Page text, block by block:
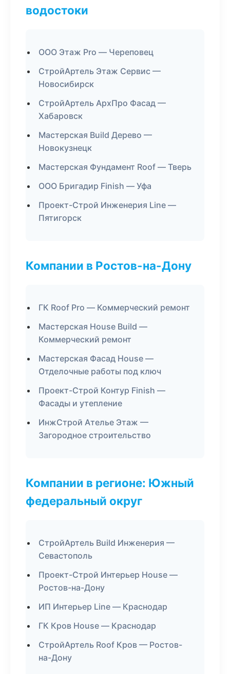
водостоки
ООО Этаж Pro — Череповец
СтройАртель Этаж Сервис —
Новосибирск
СтройАртель АрхПро Фасад —
Хабаровск
Мастерская Build Дерево —
Новокузнецк
Мастерская Фундамент Roof — Тверь
ООО Бригадир Finish — Уфа
Проект-Строй Инженерия Line —
Пятигорск
Компании в Ростов-на-Дону
ГК Roof Pro — Коммерческий ремонт
Мастерская House Build —
Коммерческий ремонт
Мастерская Фасад House —
Отделочные работы под ключ
Проект-Строй Контур Finish —
Фасады и утепление
ИнжСтрой Ателье Этаж —
Загородное строительство
Компании в регионе: Южный
федеральный округ
СтройАртель Build Инженерия —
Севастополь
Проект-Строй Интерьер House —
Ростов-на-Дону
ИП Интерьер Line — Краснодар
ГК Кров House — Краснодар
СтройАртель Roof Кров — Ростов-
на-Дону